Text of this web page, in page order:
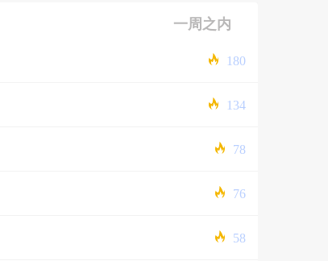
一周之内
180
134
78
76
58